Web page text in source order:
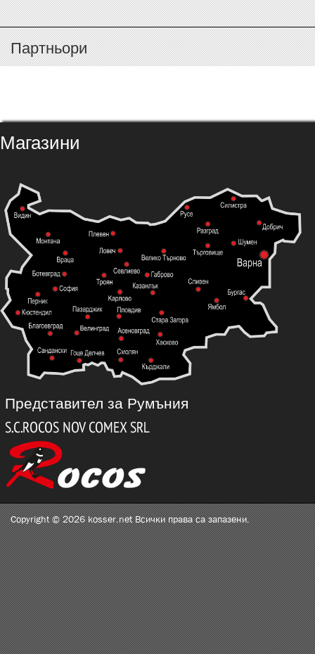
Партньори
Магазини
Представител за Румъния
Copyright © 2026 kosser.net Всички права са запазени.